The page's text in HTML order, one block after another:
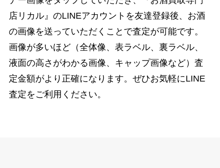
店リカル』のLINEアカウントを友達登録後、お酒
の画像を送っていただくことで査定が可能です。
画像が多いほど（全体像、表ラベル、裏ラベル、
液面の高さがわかる画像、キャップ画像など）査
定金額がより正確になります。ぜひお気軽にLINE
査定をご利用ください。